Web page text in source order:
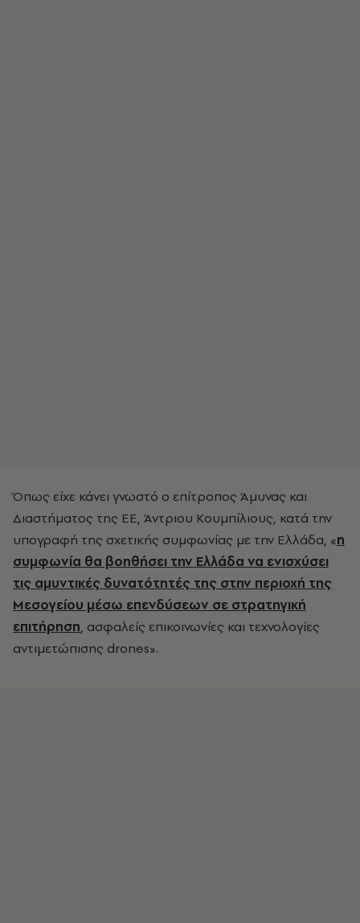
Όπως είχε κάνει γνωστό ο επίτροπος Άμυνας και
Διαστήματος της ΕΕ, Άντριου Κουμπίλιους, κατά την
υπογραφή της σχετικής συμφωνίας με την Ελλάδα, «η
συμφωνία θα βοηθήσει την Ελλάδα να ενισχύσει
τις αμυντικές δυνατότητές της στην περιοχή της
Μεσογείου μέσω επενδύσεων σε στρατηγική
επιτήρηση, ασφαλείς επικοινωνίες και τεχνολογίες
αντιμετώπισης drones».